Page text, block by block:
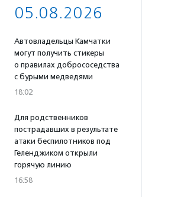
05.08.2026
Автовладельцы Камчатки
могут получить стикеры
о правилах добрососедства
с бурыми медведями
18:02
Для родственников
пострадавших в результате
атаки беспилотников под
Геленджиком открыли
горячую линию
16:58